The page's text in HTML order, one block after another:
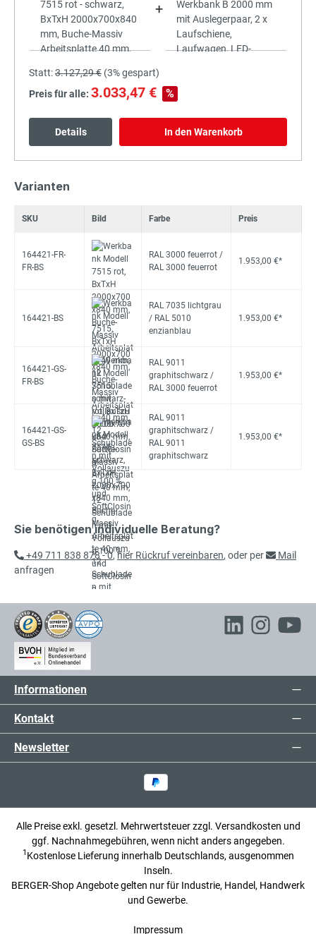
+
Statt:3.127,29 € (3%gespart)
Preis für alle: 3.033,47 € %
Details In den Warenkorb
Varianten
SKU Bild Farbe Preis
164421-FR-
FR-BS
RAL 3000 feuerrot /
RAL 3000 feuerrot
1.953,00 €*
164421-BS
RAL 7035 lichtgrau
/ RAL 5010
enzianblau
1.953,00 €*
164421-GS-
FR-BS
RAL 9011
graphitschwarz /
RAL 3000 feuerrot
1.953,00 €*
164421-GS-
GS-BS
RAL 9011
graphitschwarz /
RAL 9011
graphitschwarz
1.953,00 €*
Sie benötigen individuelle Beratung?
+49 711 838 878 - 0,hier Rückruf vereinbaren, oder per
Mail
anfragen
Informationen
Kontakt
Newsletter
Alle Preise exkl. gesetzl. Mehrwertsteuer zzgl. Versandkosten und
ggf. Nachnahmegebühren, wenn nicht anders angegeben.
1 Kostenlose Lieferung innerhalb Deutschlands, ausgenommen
Inseln.
BERGER-Shop Angebote gelten nur für Industrie, Handel, Handwerk
und Gewerbe.
Impressum